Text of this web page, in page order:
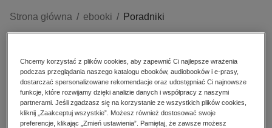
Kategorie
Zobacz wszystkie E-prasa
budownictwo, aranżacja wnętrz
biznesowe, branżowe, gospodarka
darmowe wydania
dzienniki
Strona główna ebooki Poradniki
Poradniki – ebooki
Sortowanie Filtrowanie
Chcemy korzystać z plików cookies, aby zapewnić Ci najlepsze wrażenia
podczas przeglądania naszego katalogu ebooków, audiobooków i e-prasy,
dostarczać spersonalizowane rekomendacje oraz udostępniać Ci najnowsze
funkcje, które rozwijamy dzięki analizie danych i współpracy z naszymi
partnerami. Jeśli zgadzasz się na korzystanie ze wszystkich plików cookies,
kliknij „Zaakceptuj wszystkie”. Możesz również dostosować swoje
preferencje, klikając „Zmień ustawienia”. Pamiętaj, że zawsze możesz